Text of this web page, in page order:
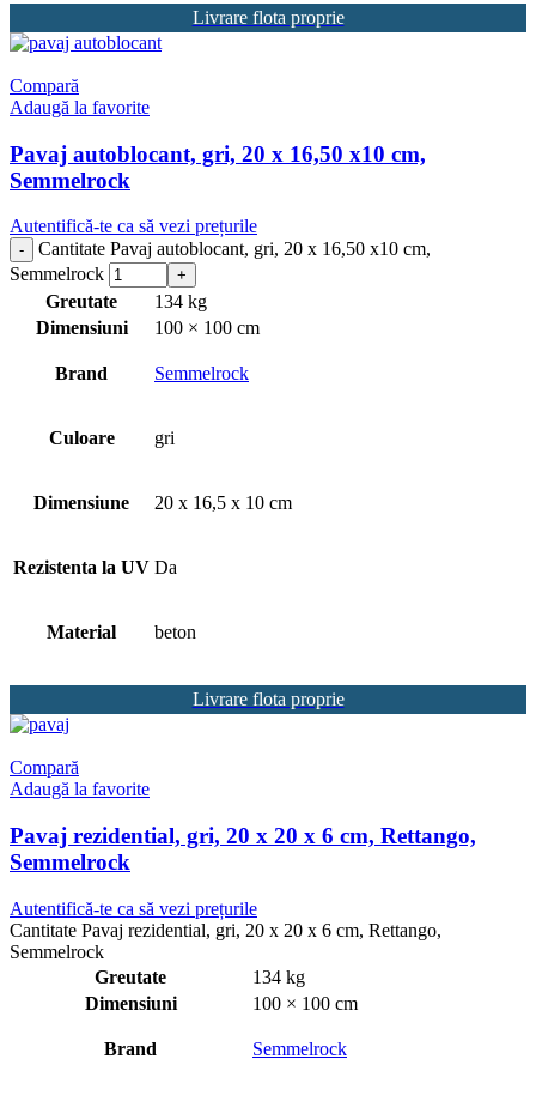
Livrare flota proprie
Compară
Adaugă la favorite
Pavaj autoblocant, gri, 20 x 16,50 x10 cm,
Semmelrock
Autentifică-te ca să vezi prețurile
Cantitate Pavaj autoblocant, gri, 20 x 16,50 x10 cm,
Semmelrock
Greutate
134 kg
Dimensiuni
100 × 100 cm
Brand Semmelrock
Culoare gri
Dimensiune 20 x 16,5 x 10 cm
Rezistenta la UV Da
Material beton
Livrare flota proprie
Compară
Adaugă la favorite
Pavaj rezidential, gri, 20 x 20 x 6 cm, Rettango,
Semmelrock
Autentifică-te ca să vezi prețurile
Cantitate Pavaj rezidential, gri, 20 x 20 x 6 cm, Rettango,
Semmelrock
Greutate
134 kg
Dimensiuni
100 × 100 cm
Brand Semmelrock